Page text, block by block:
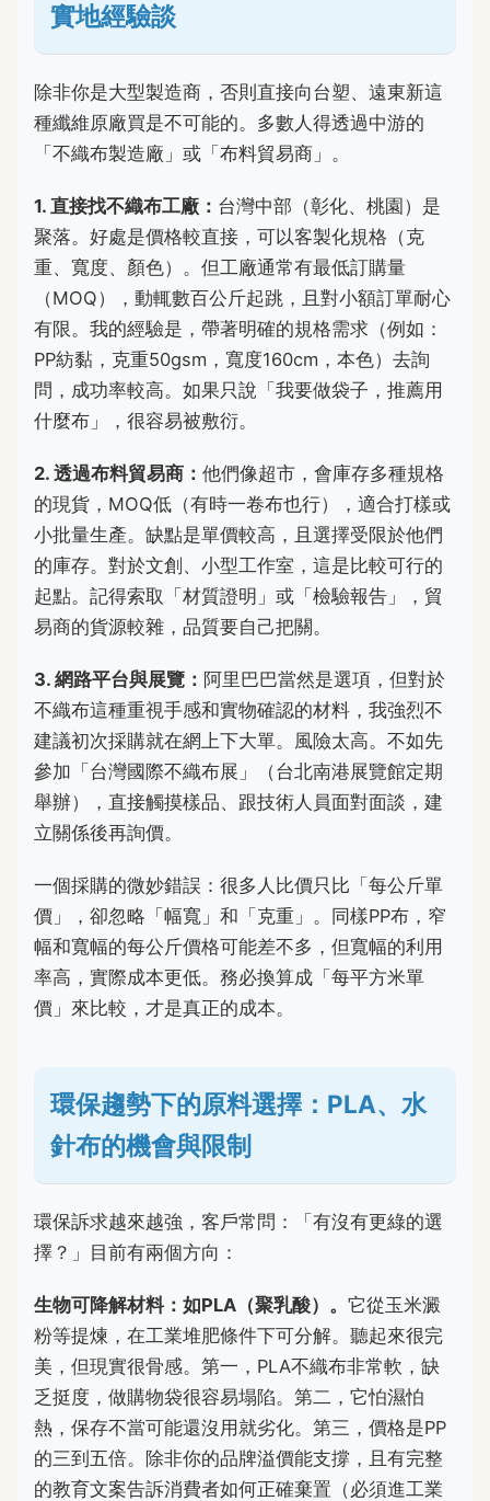
實地經驗談
除非你是大型製造商，否則直接向台塑、遠東新這
種纖維原廠買是不可能的。多數人得透過中游的
「不織布製造廠」或「布料貿易商」。
1. 直接找不織布工廠： 台灣中部（彰化、桃園）是
聚落。好處是價格較直接，可以客製化規格（克
重、寬度、顏色）。但工廠通常有最低訂購量
（MOQ），動輒數百公斤起跳，且對小額訂單耐心
有限。我的經驗是，帶著明確的規格需求（例如：
PP紡黏，克重50gsm，寬度160cm，本色）去詢
問，成功率較高。如果只說「我要做袋子，推薦用
什麼布」，很容易被敷衍。
2. 透過布料貿易商： 他們像超市，會庫存多種規格
的現貨，MOQ低（有時一卷布也行），適合打樣或
小批量生產。缺點是單價較高，且選擇受限於他們
的庫存。對於文創、小型工作室，這是比較可行的
起點。記得索取「材質證明」或「檢驗報告」，貿
易商的貨源較雜，品質要自己把關。
3. 網路平台與展覽： 阿里巴巴當然是選項，但對於
不織布這種重視手感和實物確認的材料，我強烈不
建議初次採購就在網上下大單。風險太高。不如先
參加「台灣國際不織布展」（台北南港展覽館定期
舉辦），直接觸摸樣品、跟技術人員面對面談，建
立關係後再詢價。
一個採購的微妙錯誤：很多人比價只比「每公斤單
價」，卻忽略「幅寬」和「克重」。同樣PP布，窄
幅和寬幅的每公斤價格可能差不多，但寬幅的利用
率高，實際成本更低。務必換算成「每平方米單
價」來比較，才是真正的成本。
環保趨勢下的原料選擇：PLA、水
針布的機會與限制
環保訴求越來越強，客戶常問：「有沒有更綠的選
擇？」目前有兩個方向：
生物可降解材料：如PLA（聚乳酸）。 它從玉米澱
粉等提煉，在工業堆肥條件下可分解。聽起來很完
美，但現實很骨感。第一，PLA不織布非常軟，缺
乏挺度，做購物袋很容易塌陷。第二，它怕濕怕
熱，保存不當可能還沒用就劣化。第三，價格是PP
的三到五倍。除非你的品牌溢價能支撐，且有完整
的教育文案告訴消費者如何正確棄置（必須進工業